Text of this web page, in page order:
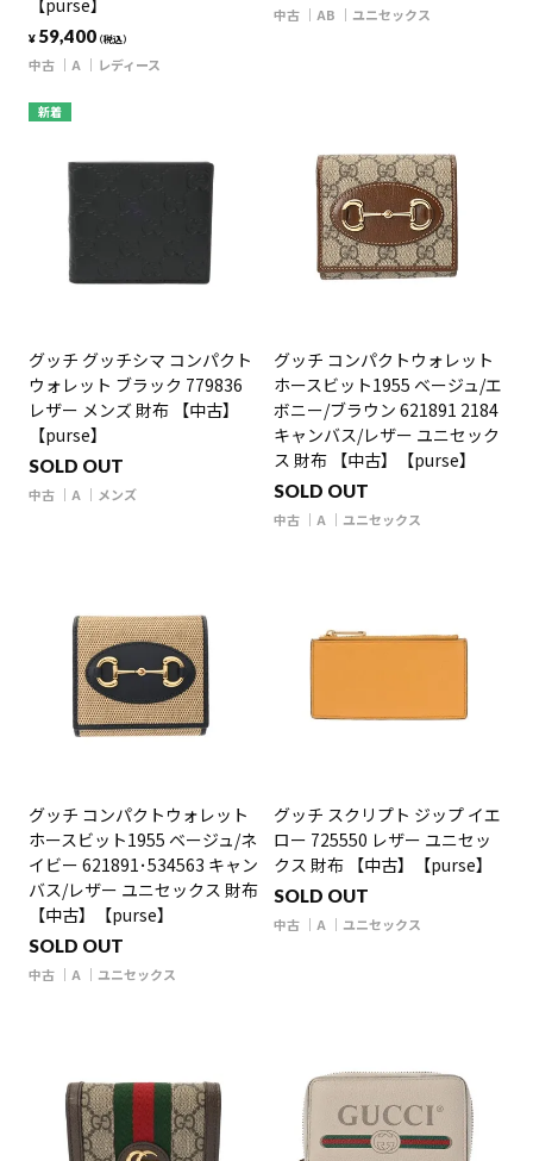
【purse】
¥ 59,400（税込）
中古 A レディース
中古 AB ユニセックス
新着
グッチ グッチシマ コンパクト
ウォレット ブラック 779836
レザー メンズ 財布 【中古】
【purse】
SOLD OUT
中古 A メンズ
グッチ コンパクトウォレット
ホースビット1955 ベージュ/エ
ボニー/ブラウン 621891 2184
キャンバス/レザー ユニセック
ス 財布 【中古】【purse】
SOLD OUT
中古 A ユニセックス
グッチ コンパクトウォレット
ホースビット1955 ベージュ/ネ
イビー 621891･534563 キャン
バス/レザー ユニセックス 財布
【中古】【purse】
SOLD OUT
中古 A ユニセックス
グッチ スクリプト ジップ イエ
ロー 725550 レザー ユニセッ
クス 財布 【中古】【purse】
SOLD OUT
中古 A ユニセックス